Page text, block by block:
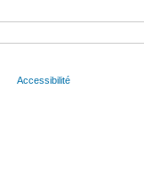
Accessibilité